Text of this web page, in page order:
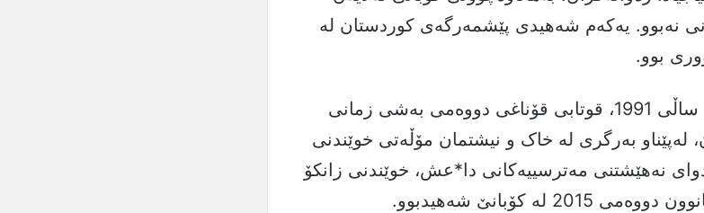
نەبوو. یەکەم شەهیدی پێشمەرگەی کوردستان لە
بوو.
شه‌هید زێره‌ڤان له ‌دایكبووی ساڵی 1991، قوتابی قۆناغی دووه‌می به‌شی زمانی
له‌پێناو به‌رگری له‌ خاک و نیشتمان مۆڵه‌تی خوێندنی
نه‌هێشتنی مه‌ترسییه‌كانی دا*عش، خوێندنی زانكۆ